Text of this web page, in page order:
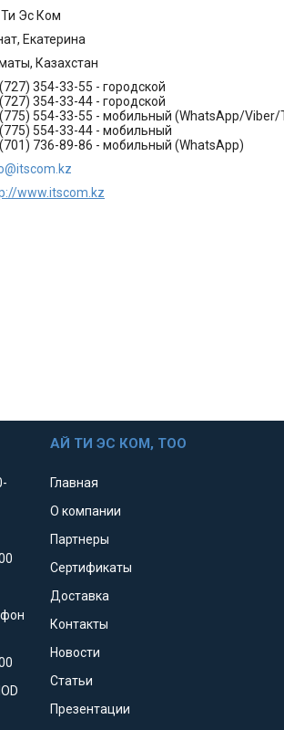
Эс Ком
Екатерина
Казахстан
354-33-55
городской
354-33-44
городской
554-33-55
мобильный (WhatsApp/Viber/
554-33-44
мобильный
736-89-86
мобильный (WhatsApp)
www.itscom.kz
АЙ ТИ ЭС КОМ, ТОО
Главная
О компании
Партнеры
Сертификаты
Доставка
Контакты
Новости
Статьи
Презентации